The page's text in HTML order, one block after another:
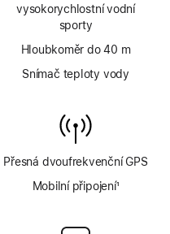
vysokorychlostní vodní
sporty
Hloubkoměr do 40 m
Snímač teploty vody
Přesná dvoufrekvenční GPS
Mobilní připojení1